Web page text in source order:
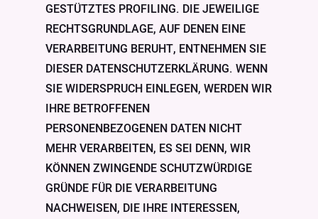
GESTÜTZTES PROFILING. DIE JEWEILIGE
RECHTSGRUNDLAGE, AUF DENEN EINE
VERARBEITUNG BERUHT, ENTNEHMEN SIE
DIESER DATENSCHUTZERKLÄRUNG. WENN
SIE WIDERSPRUCH EINLEGEN, WERDEN WIR
IHRE BETROFFENEN
PERSONENBEZOGENEN DATEN NICHT
MEHR VERARBEITEN, ES SEI DENN, WIR
KÖNNEN ZWINGENDE SCHUTZWÜRDIGE
GRÜNDE FÜR DIE VERARBEITUNG
NACHWEISEN, DIE IHRE INTERESSEN,